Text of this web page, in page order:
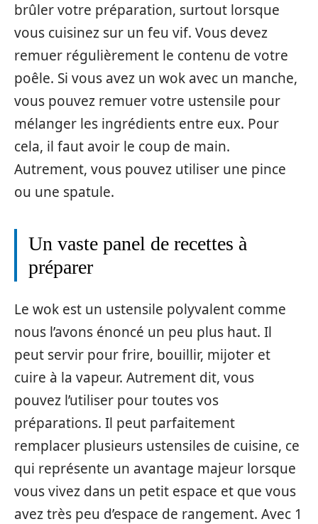
brûler votre préparation, surtout lorsque
vous cuisinez sur un feu vif. Vous devez
remuer régulièrement le contenu de votre
poêle. Si vous avez un wok avec un manche,
vous pouvez remuer votre ustensile pour
mélanger les ingrédients entre eux. Pour
cela, il faut avoir le coup de main.
Autrement, vous pouvez utiliser une pince
ou une spatule.
Un vaste panel de recettes à
préparer
Le wok est un ustensile polyvalent comme
nous l’avons énoncé un peu plus haut. Il
peut servir pour frire, bouillir, mijoter et
cuire à la vapeur. Autrement dit, vous
pouvez l’utiliser pour toutes vos
préparations. Il peut parfaitement
remplacer plusieurs ustensiles de cuisine, ce
qui représente un avantage majeur lorsque
vous vivez dans un petit espace et que vous
avez très peu d’espace de rangement. Avec 1